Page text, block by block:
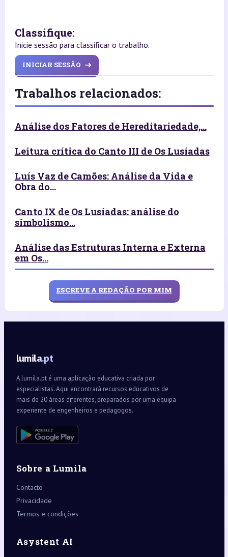
Classifique:
Inicie sessão para classificar o trabalho.
INICIAR SESSÃO
Trabalhos relacionados:
Análise dos Fatores de Hereditariedade,...
Leitura crítica do Canto III de Os Lusíadas
Luís Vaz de Camões: Análise da Vida e
Obra do...
Canto IX de Os Lusíadas: análise do
simbolismo...
Análise das Estruturas Interna e Externa
em Os...
ESCREVE A REDAÇÃO POR MIM
lumila.pt
A lumila.pt é uma aplicação educativa criada por
especialistas. Aqui encontrará recursos educativos de
mais de 20 áreas diferentes, preparados por uma equipa
experiente de engenheiros e pedagogos.
Sobre a Lumila
Contacto
Privacidade
Termos e condições
Asystent AI